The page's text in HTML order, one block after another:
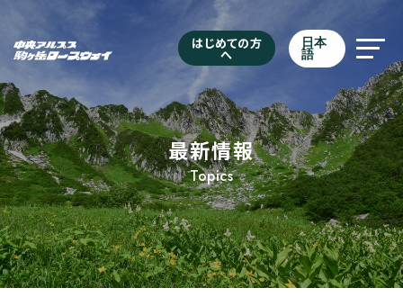
はじめての方
へ
日本
語
最新情報
Topics